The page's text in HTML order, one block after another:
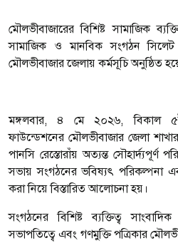
মৌলভীবাজারের বি‌শিষ্ট সাম‌া‌জিক
সাম‌া‌জিক ও মান‌বিক সংগঠন সি‌লেট
মৌলভীবাজার ‌জেলায় কর্মসূ‌চি অনু‌ষ্ঠিত
মঙ্গলবার, ৪ মে ২০২৬, বিকাল
ফাউন্ডেশনের মৌলভীবাজার জেলা
পানসি রেস্তোরাঁয় অত্যন্ত সৌহার্দ্যপূর্ণ
সভায় সংগঠনের ভবিষ্যৎ পরিকল্পনা
করা নিয়ে বিস্তারিত আলোচনা হয়।
সংগঠনের বিশিষ্ট ব্যক্তিত্ব
সভাপতিত্বে এবং গণমুক্তি পত্রিকার